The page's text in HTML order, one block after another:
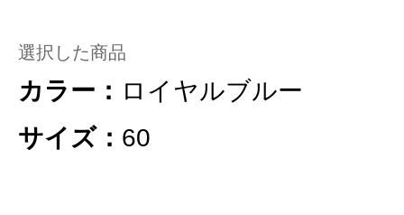
選択した商品
カラー： ロイヤルブルー
サイズ： 60